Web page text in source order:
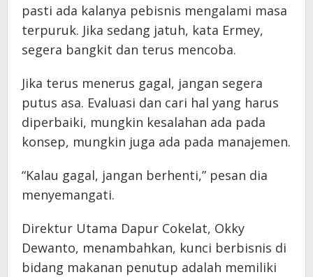
pasti ada kalanya pebisnis mengalami masa
terpuruk. Jika sedang jatuh, kata Ermey,
segera bangkit dan terus mencoba.
Jika terus menerus gagal, jangan segera
putus asa. Evaluasi dan cari hal yang harus
diperbaiki, mungkin kesalahan ada pada
konsep, mungkin juga ada pada manajemen.
“Kalau gagal, jangan berhenti,” pesan dia
menyemangati.
Direktur Utama Dapur Cokelat, Okky
Dewanto, menambahkan, kunci berbisnis di
bidang makanan penutup adalah memiliki